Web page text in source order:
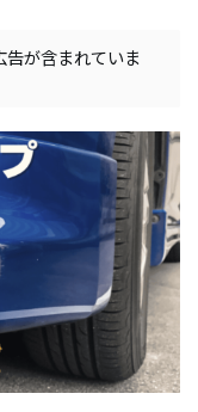
が含まれていま